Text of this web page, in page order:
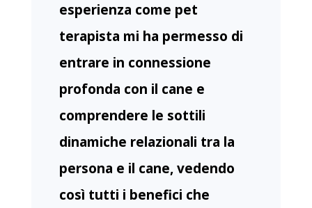
esperienza come pet
terapista mi ha permesso di
entrare in connessione
profonda con il cane e
comprendere le sottili
dinamiche relazionali tra la
persona e il cane, vedendo
così tutti i benefici che